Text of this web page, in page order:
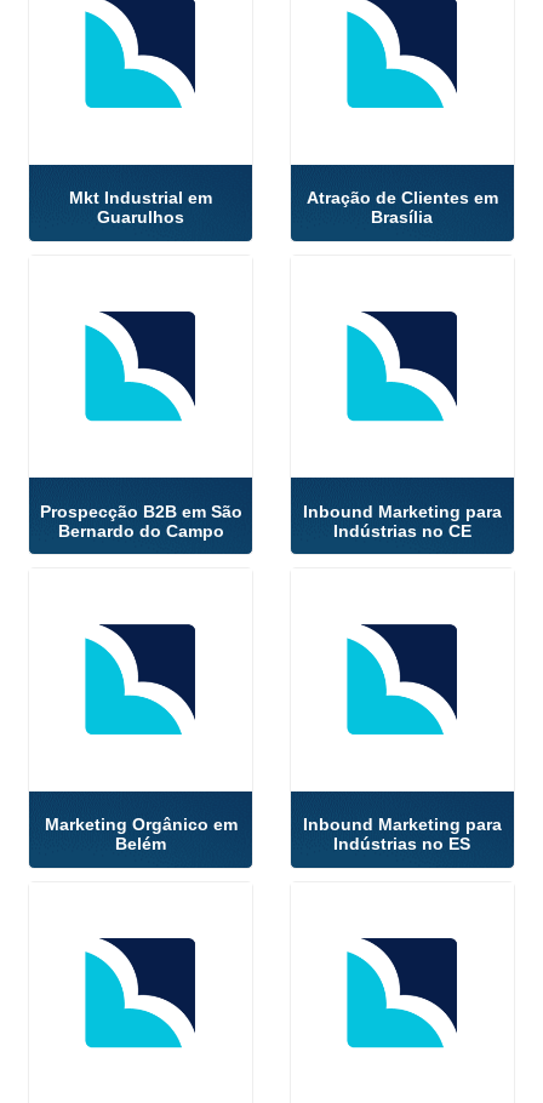
Mkt Industrial em
Guarulhos
Atração de Clientes em
Brasília
Prospecção B2B em São
Bernardo do Campo
Inbound Marketing para
Indústrias no CE
Marketing Orgânico em
Belém
Inbound Marketing para
Indústrias no ES